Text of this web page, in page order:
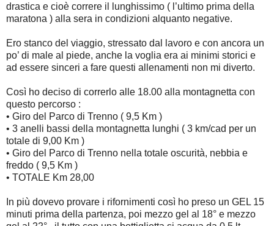
drastica e cioè correre il lunghissimo ( l’ultimo prima della
maratona ) alla sera in condizioni alquanto negative.
Ero stanco del viaggio, stressato dal lavoro e con ancora un
po’ di male al piede, anche la voglia era ai minimi storici e
ad essere sinceri a fare questi allenamenti non mi diverto.
Così ho deciso di correrlo alle 18.00 alla montagnetta con
questo percorso :
• Giro del Parco di Trenno ( 9,5 Km )
• 3 anelli bassi della montagnetta lunghi ( 3 km/cad per un
totale di 9,00 Km )
• Giro del Parco di Trenno nella totale oscurità, nebbia e
freddo ( 9,5 Km )
• TOTALE Km 28,00
In più dovevo provare i rifornimenti così ho preso un GEL 15
minuti prima della partenza, poi mezzo gel al 18° e mezzo